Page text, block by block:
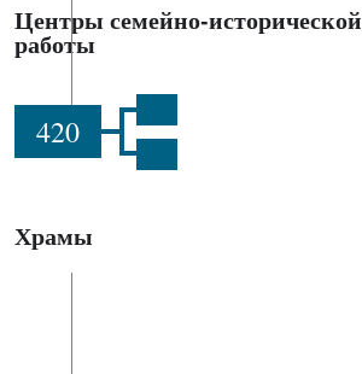
Центры семейно-исторической
работы
420
Храмы